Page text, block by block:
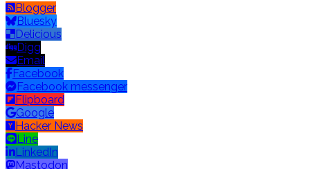
Blogger
Bluesky
Delicious
Digg
Email
Facebook
Facebook messenger
Flipboard
Google
Hacker News
Line
LinkedIn
Mastodon